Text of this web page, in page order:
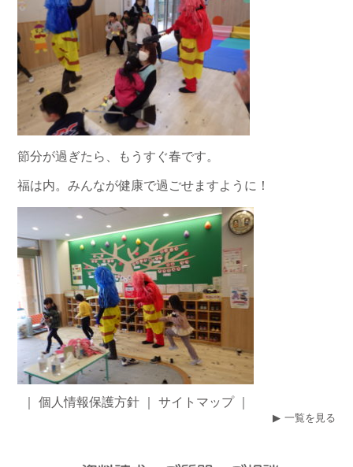
節分が過ぎたら、もうすぐ春です。
福は内。みんなが健康で過ごせますように！
一覧を見る
個人情報保護方針｜ サイトマップ｜